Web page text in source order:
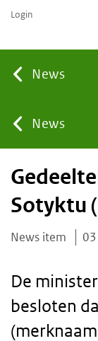
News
You
are
News
Login
Sotyktu
News item
De
besloten